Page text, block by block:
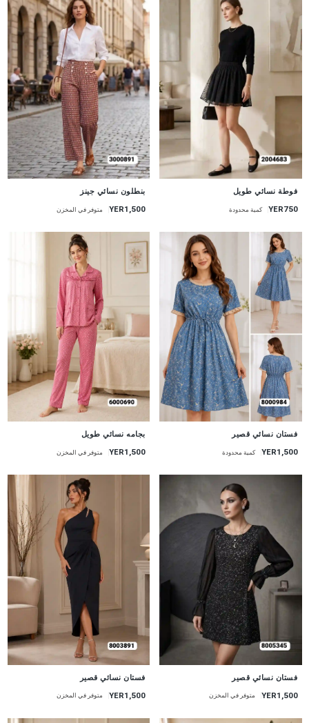
فوطة نسائي طويل
YER750 كمية محدودة
بنطلون نسائي جينز
YER1,500 متوفر في المخزن
جديد
فستان نسائي قصير
YER1,500 كمية محدودة
جديد
بجامه نسائي طويل
YER1,500 متوفر في المخزن
فستان نسائي قصير
YER1,500 متوفر في المخزن
فستان نسائي قصير
YER1,500 متوفر في المخزن